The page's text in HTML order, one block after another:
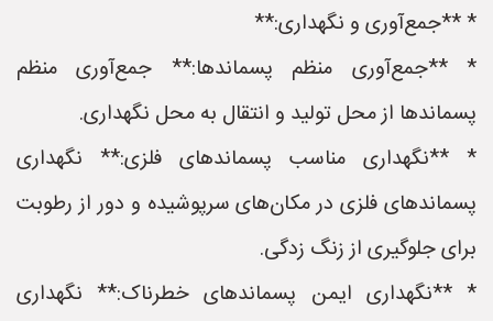
* **جمع‌آوری و نگهداری:**
* **جمع‌آوری منظم پسماندها:** جمع‌آوری منظم
پسماندها از محل تولید و انتقال به محل نگهداری.
* **نگهداری مناسب پسماندهای فلزی:** نگهداری
پسماندهای فلزی در مکان‌های سرپوشیده و دور از رطوبت
برای جلوگیری از زنگ زدگی.
* **نگهداری ایمن پسماندهای خطرناک:** نگهداری